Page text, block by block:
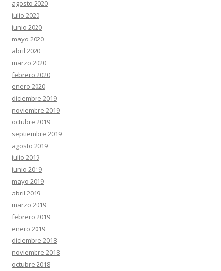
agosto 2020
julio 2020
junio 2020
mayo 2020
abril 2020
marzo 2020
febrero 2020
enero 2020
diciembre 2019
noviembre 2019
octubre 2019
septiembre 2019
agosto 2019
julio 2019
junio 2019
mayo 2019
abril 2019
marzo 2019
febrero 2019
enero 2019
diciembre 2018
noviembre 2018
octubre 2018